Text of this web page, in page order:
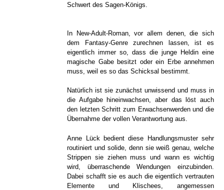
Schwert des Sagen-Königs.
In New-Adult-Roman, vor allem denen, die sich
dem Fantasy-Genre zurechnen lassen, ist es
eigentlich immer so, dass die junge Heldin eine
magische Gabe besitzt oder ein Erbe annehmen
muss, weil es so das Schicksal bestimmt.
Natürlich ist sie zunächst unwissend und muss in
die Aufgabe hineinwachsen, aber das löst auch
den letzten Schritt zum Erwachsenwerden und die
Übernahme der vollen Verantwortung aus.
Anne Lück bedient diese Handlungsmuster sehr
routiniert und solide, denn sie weiß genau, welche
Strippen sie ziehen muss und wann es wichtig
wird, überraschende Wendungen einzubinden.
Dabei schafft sie es auch die eigentlich vertrauten
Elemente und Klischees, angemessen